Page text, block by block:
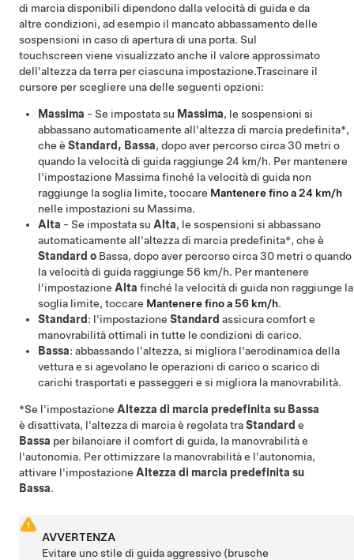
di marcia disponibili dipendono dalla velocità di guida e da
altre condizioni, ad esempio il mancato abbassamento delle
sospensioni in caso di apertura di una porta. Sul
touchscreen viene visualizzato anche il valore approssimato
dell'altezza da terra per ciascuna impostazione.Trascinare il
cursore per scegliere una delle seguenti opzioni:
Massima - Se impostata su Massima, le sospensioni si
abbassano automaticamente all'altezza di marcia predefinita*,
che è Standard, Bassa, dopo aver percorso circa30 metri o
quando la velocità di guida raggiunge 24 km/h. Per mantenere
l'impostazione Massima finché la velocità di guida non
raggiunge la soglia limite, toccare Mantenere fino a 24 km/h
nelle impostazioni su Massima.
Alta - Se impostata su Alta, le sospensioni si abbassano
automaticamente all'altezza di marcia predefinita*, che è
Standard o Bassa, dopo aver percorso circa30 metri o quando
la velocità di guida raggiunge 56 km/h. Per mantenere
l'impostazione Alta finché la velocità di guida non raggiunge la
soglia limite, toccare Mantenere fino a 56 km/h.
Standard: l'impostazione Standard assicura comfort e
manovrabilità ottimali in tutte le condizioni di carico.
Bassa: abbassando l'altezza, si migliora l'aerodinamica della
vettura e si agevolano le operazioni di carico o scarico di
carichi trasportati e passeggeri e si migliora la manovrabilità.
*Se l'impostazione Altezza di marcia predefinita su Bassa
è disattivata, l'altezza di marcia è regolata traStandard e
Bassa per bilanciare il comfort di guida, la manovrabilità e
l'autonomia. Per ottimizzare la manovrabilità e l'autonomia,
attivare l'impostazione Altezza di marcia predefinita su
Bassa.
AVVERTENZA
Evitare uno stile di guida aggressivo (brusche